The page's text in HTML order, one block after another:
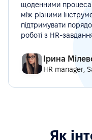
щоденними
між різними
підтримувати
роботі з HR-
Ірина
HR manager,
Як